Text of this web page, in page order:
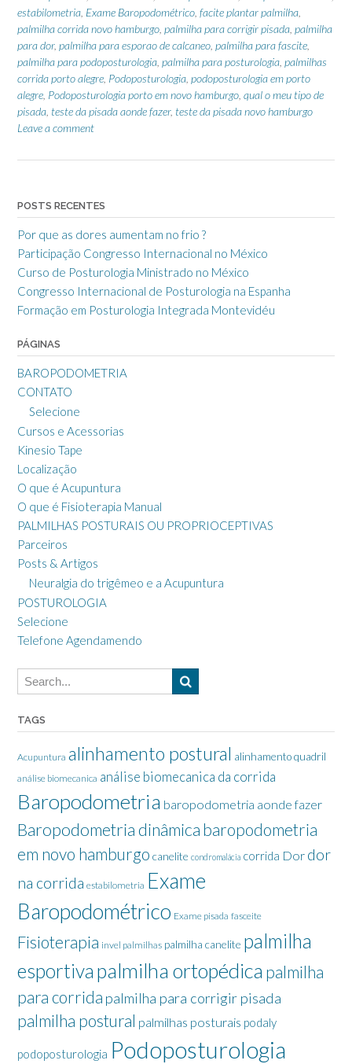
estabilometria Exame Baropodométrico facite plantar palmilha
palmilha corrida novo hamburgo palmilha para corrigir pisada palmilha
para dor, palmilha para esporao de calcaneo palmilha para fascite
palmilha para podoposturologia palmilha para posturologia palmilhas
corrida porto alegre Podoposturologia podoposturologia em porto
alegre Podoposturologia porto em novo hamburgo qual o meu tipo de
pisada teste da pisada aonde fazer, teste da pisada novo hamburgo
Leave a comment
POSTS RECENTES
Por que as dores aumentam no frio ?
Participação Congresso Internacional no México
Curso de Posturologia Ministrado no México
Congresso Internacional de Posturologia na Espanha
Formação em Posturologia Integrada Montevidéu
PÁGINAS
BAROPODOMETRIA
CONTATO
Selecione
Cursos e Acessorias
Kinesio Tape
Localização
O que é Acupuntura
O que é Fisioterapia Manual
PALMILHAS POSTURAIS OU PROPRIOCEPTIVAS
Parceiros
Posts & Artigos
Neuralgia do trigêmeo e a Acupuntura
POSTUROLOGIA
Selecione
Telefone Agendamendo
TAGS
Acupuntura alinhamento postural alinhamento quadril
análise biomecanica análise biomecanica da corrida
Baropodometria baropodometria aonde fazer
Baropodometria dinâmica baropodometria
em novo hamburgo canelite condromalácia corrida Dor dor
na corrida estabilometria Exame
Baropodométrico Exame pisada fasceite
Fisioterapia invel palmilhas palmilha canelite palmilha
esportiva palmilha ortopédica palmilha
para corrida palmilha para corrigir pisada
palmilha postural palmilhas posturais podaly
podoposturologia Podoposturologia